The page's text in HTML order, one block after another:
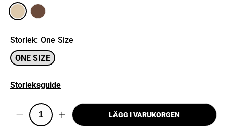
Storlek: One Size
ONE SIZE
Storleksguide
LÄGG I VARUKORGEN